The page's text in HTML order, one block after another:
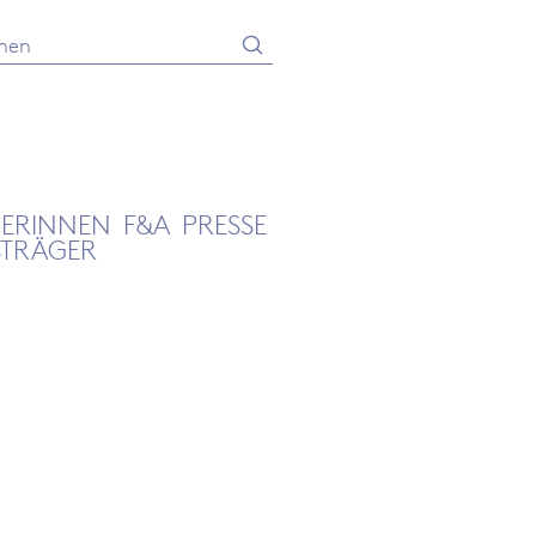
Absenden
F&A PRESSE